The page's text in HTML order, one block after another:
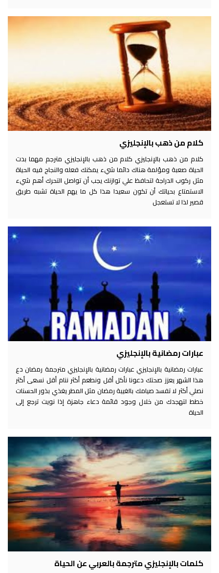
كلام من ذهب بالإنجليزي
كلام من ذهب بالإنجليزي كلام من ذهب بالإنجليزي مترجم مهما بدت
الحياة صعبة ومؤلمة هناك دائما شيء يمكنك فعله والنجاح فيه الحياة
مثل ركوب الدراجة لتحافظ علي توازنك يجب أن تواصل التحرك أهم شيء
الاستمتاع بحياتك أن تكون سعيدا هذا كل ما يهم الحياة تشبه طريق
قصير لذا لا تستعجل
عبارات رمضانية بالإنجليزي
عبارات رمضانية بالإنجليزي عبارات رمضانية بالإنجليزي مترجمة رمضان دع
هذا الشهر يعزز صحتك دعونا نأكل أقل ونطعم أكثر ننام أقل نسعى أكثر
نصلي أكثر لا تفسد صيامك بالغيبة رمضان مثل المطر يغذي بذور الحسنات
خطط لتهجدك من خلال وجود قائمة دعاء جاهزة إذا نويت ترجع إلى
الحياة
كلمات بالإنجليزي مترجمة بالعربي عن الحياة